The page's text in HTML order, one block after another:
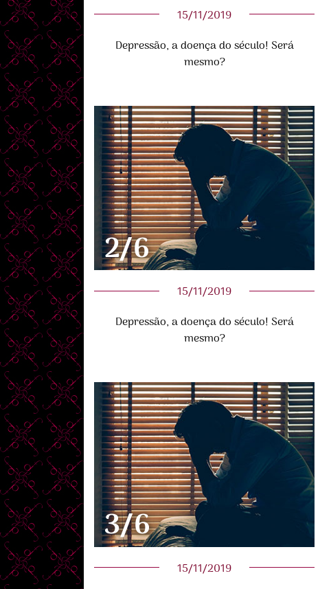
15/11/2019
Depressão, a doença do século! Será
mesmo?
2/6
15/11/2019
Depressão, a doença do século! Será
mesmo?
3/6
15/11/2019